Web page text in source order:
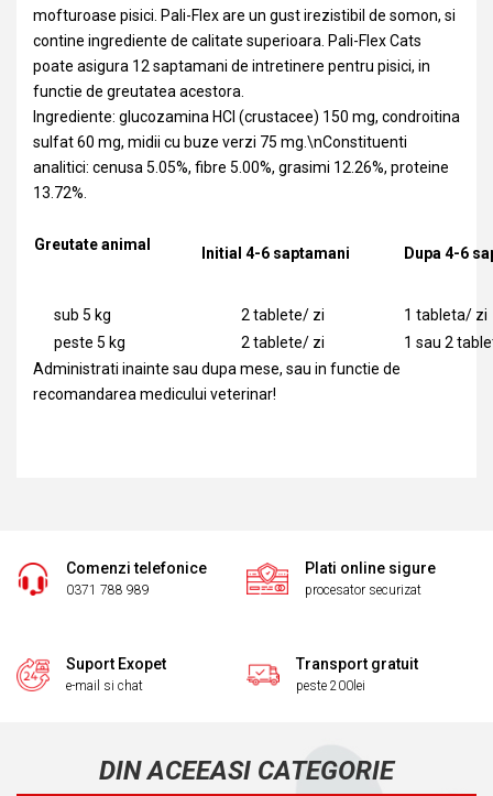
mofturoase pisici. Pali-Flex are un gust irezistibil de somon, si
contine ingrediente de calitate superioara. Pali-Flex Cats
poate asigura 12 saptamani de intretinere pentru pisici, in
functie de greutatea acestora.
Ingrediente: glucozamina HCI (crustacee) 150 mg, condroitina
sulfat 60 mg, midii cu buze verzi 75 mg.\nConstituenti
analitici: cenusa 5.05%, fibre 5.00%, grasimi 12.26%, proteine
13.72%.
Greutate animal Initial 4-6 saptamani Dupa 4-6
sub 5 kg 2 tablete/ zi
1 tableta/ zi
peste 5 kg
2 tablete/ zi
1 sau 2
Administrati inainte sau dupa mese, sau in functie de
recomandarea medicului veterinar!
Comenzi telefonice
0371 788 989
Plati online sigure
procesator securizat
Suport Exopet
e-mail si chat
Transport gratuit
peste 200lei
DIN ACEEASI CATEGORIE